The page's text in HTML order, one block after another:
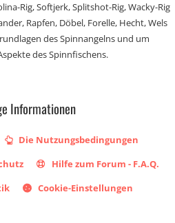
Rig, Softjerk, Splitshot-Rig, Wacky-Rig
Rapfen, Döbel, Forelle, Hecht, Wels
des Spinnangelns und um
des Spinnfischens.
Informationen
Die Nutzungsbedingungen
Hilfe zum Forum - F.A.Q.
Cookie-Einstellungen